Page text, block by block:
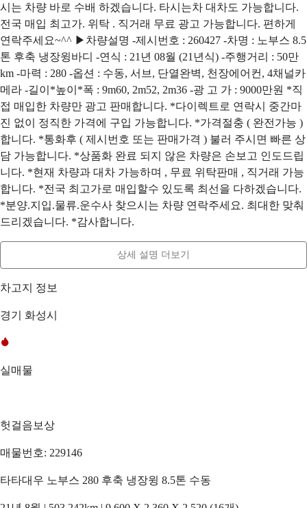
시는 차량 바로 수배 하겠습니다. 타시는차 대차도 가능합니다.
전국 매입 최고가. 위탁 . 직거래 무료 광고 가능합니다. 편하게
연락주세요~^^ ▶차량설명 -제시번호 : 260427 -차명 : 노부스 8.5
톤 후축 냉장윙바디 -연식 : 21년 08월 (21년식) -주행거리 : 50만
km -마력 : 280 -옵션 : 수동, 서브, 단열완벽, 천장에어컨, 4채널카
메라 -길이*높이*폭 : 9m60, 2m52, 2m36 -광 고 가 : 9000만원 *직
접 매입한 차량만 광고 판매합니다. *다이렉트로 연락시 중간마
진 없이 정직한 가격에 구입 가능합니다. *가격절충 ( 완전가능 )
합니다. *통화후 ( 제시번호 또는 판매가격 ) 불러 주시면 빠른 상
담 가능합니다. *상품화 완료 되지 않은 차량은 손보고 인도드립
니다. *현재 차량과 대차 가능하며 , 무료 위탁판매 , 직거래 가능
합니다. *전국 최고가로 매입할수 있도록 최선을 다하겠습니다.
*분양.지입.물류.운수사 찾으시는 차량 연락주세요. 최대한 맞춰
드리겠습니다. *감사합니다.
상세 설명 더보기
차고지 정보
경기 화성시
실매물
헛걸음보상
매물번호: 229146
타타대우 노부스 280 후축 냉장윙 8.5톤 수동